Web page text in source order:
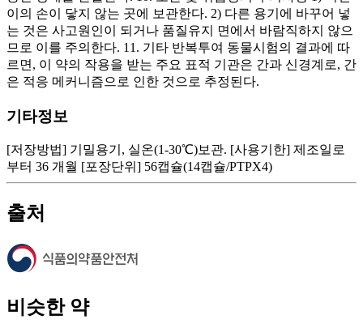
기타정보
[저장방법] 기밀용기, 실온(1-30℃)보관. [사용기한] 제조일로
부터 36 개월 [포장단위] 56캡슐(14캡슐/PTPX4)
출처
비슷한 약